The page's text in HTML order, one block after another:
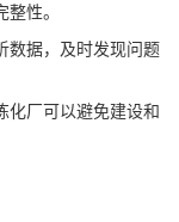
性。
数据，及时发现问题
化厂可以避免建设和